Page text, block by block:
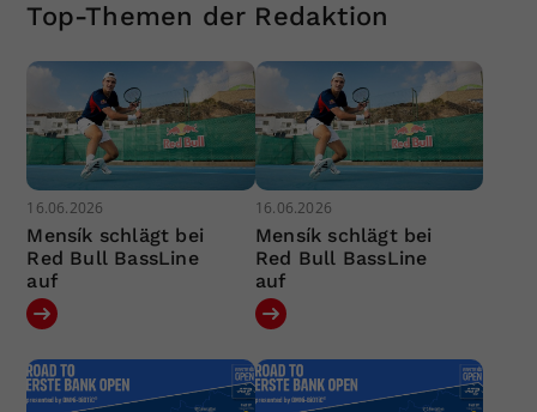
Top-Themen der Redaktion
16.06.2026
Mensík schlägt bei
Red Bull BassLine
auf
16.06.2026
Mensík schlägt bei
Red Bull BassLine
auf